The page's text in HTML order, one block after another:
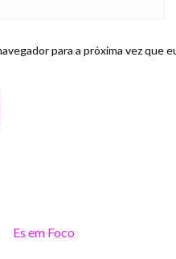
para a próxima vez que
Es em Foco